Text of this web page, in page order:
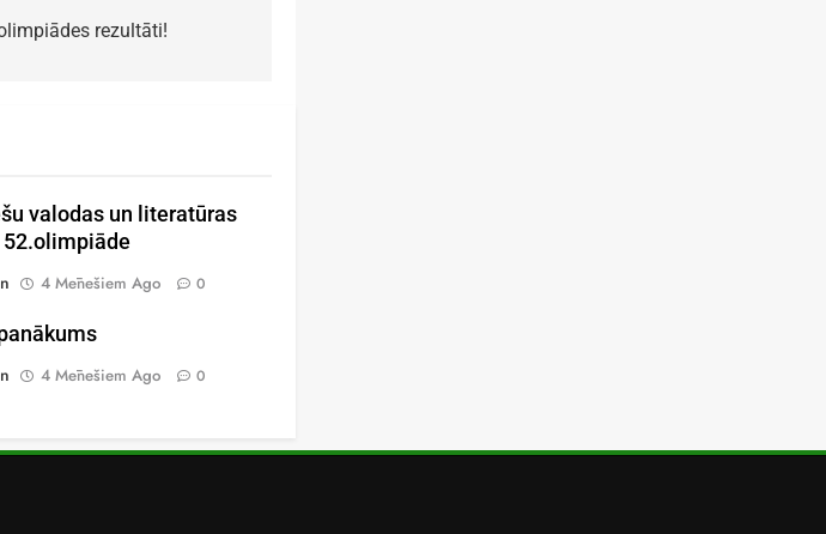
rezultāti!
valodas un literatūras
4 Mēnešiem Ago 0
4 Mēnešiem Ago 0